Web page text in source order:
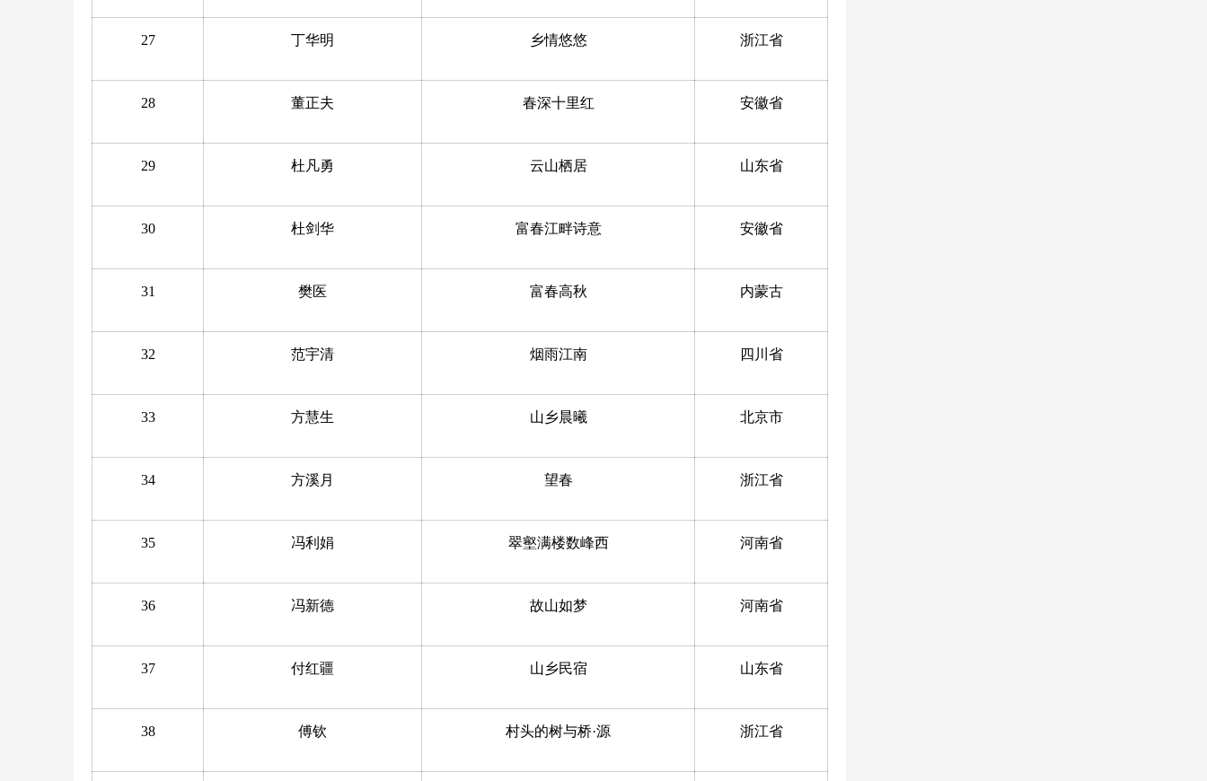
27 丁华明 乡情悠悠 浙江省
28 董正夫 春深十里红 安徽省
29 杜凡勇 云山栖居 山东省
30 杜剑华 富春江畔诗意 安徽省
31 樊医 富春高秋 内蒙古
32 范宇清 烟雨江南 四川省
33 方慧生 山乡晨曦 北京市
34 方溪月 望春 浙江省
35 冯利娟 翠壑满楼数峰西 河南省
36 冯新德 故山如梦 河南省
37 付红疆 山乡民宿 山东省
38 傅钦 村头的树与桥·源 浙江省